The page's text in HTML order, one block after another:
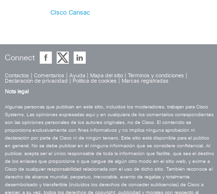
Cisco Cansac
Connect
Contactos Comentarios Ayuda Mapa del sitio Términos y condiciones
Declaración de privacidad
Política de cookies
Marcas registradas
Nota legal
Algunas personas que publican en este sitio, incluidos los moderadores, trabajan para Cisco
Systems. Las opiniones expresadas aquí y en cualquiera de los comentarios correspondientes
son las opiniones personales de los autores originales, no de Cisco. El contenido se
proporciona exclusivamente con fines informativos y no implica ninguna aprobación ni
declaración por parte de Cisco ni de ningún tercero. Este sitio está disponible para el público
en general. No se debe publicar en él ninguna información que se considere confidencial. Al
publicar, acepta ser el único responsable de toda la información que facilite, que sea el destino
de los enlaces que proporcione o que cargue de algún otro modo en el sitio web, y exime a
Cisco de cualquier responsabilidad relacionada con el uso de dicho sitio. También reconoce el
derecho de alcance mundial, perpetuo, irrevocable, exento de regalías y totalmente
desembolsado y transferible (incluidos los derechos de conceder sublicencias) de Cisco a
ejercer, a su vez, todos los derechos de copyright, publicidad y morales con respecto al